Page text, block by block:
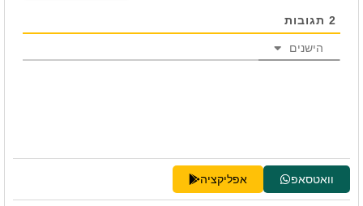
2 תגובות
הישנים
וואטסאפ אפליקציה